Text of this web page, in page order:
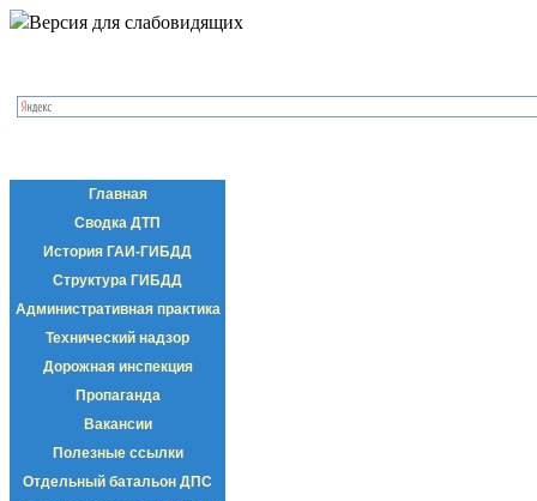
Версия для слабовидящих
Главная
Сводка ДТП
История ГАИ-ГИБДД
Структура ГИБДД
Административная практика
Технический надзор
Дорожная инспекция
Пропаганда
Вакансии
Полезные ссылки
Отдельный батальон ДПС